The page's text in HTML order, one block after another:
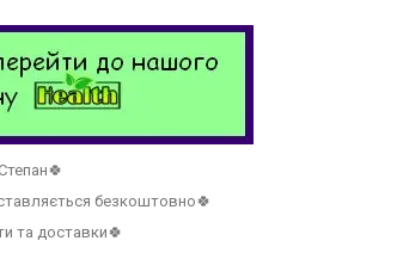
безкоштовно🍀
та доставки🍀